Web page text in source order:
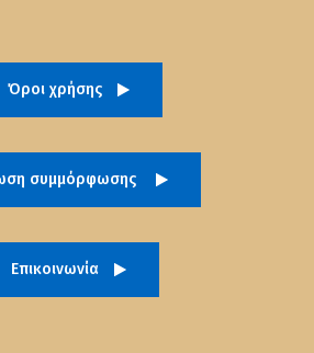
Όροι χρήσης
συμμόρφωσης
Επικοινωνία